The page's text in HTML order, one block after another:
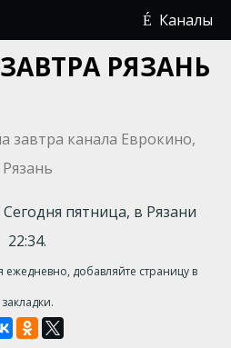
Каналы
РЯЗАНЬ
Сегодня пятница, в Рязани
22:34.
добавляйте страницу в
закладки.